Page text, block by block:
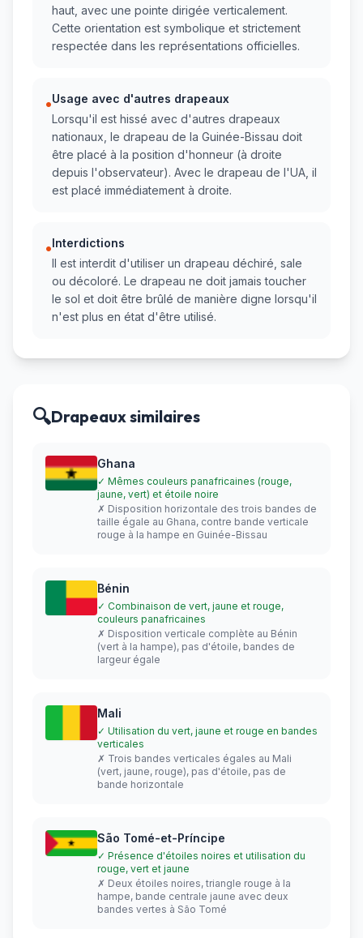
haut, avec une pointe dirigée verticalement.
Cette orientation est symbolique et strictement
respectée dans les représentations officielles.
•Usage avec d'autres drapeaux
Lorsqu'il est hissé avec d'autres drapeaux
nationaux, le drapeau de la Guinée-Bissau doit
être placé à la position d'honneur (à droite
depuis l'observateur). Avec le drapeau de l'UA, il
est placé immédiatement à droite.
•Interdictions
Il est interdit d'utiliser un drapeau déchiré, sale
ou décoloré. Le drapeau ne doit jamais toucher
le sol et doit être brûlé de manière digne lorsqu'il
n'est plus en état d'être utilisé.
🔍Drapeaux similaires
Ghana
✓ Mêmes couleurs panafricaines (rouge,
jaune, vert) et étoile noire
✗ Disposition horizontale des trois bandes de
taille égale au Ghana, contre bande verticale
rouge à la hampe en Guinée-Bissau
Bénin
✓ Combinaison de vert, jaune et rouge,
couleurs panafricaines
✗ Disposition verticale complète au Bénin
(vert à la hampe), pas d'étoile, bandes de
largeur égale
Mali
✓ Utilisation du vert, jaune et rouge en bandes
verticales
✗ Trois bandes verticales égales au Mali
(vert, jaune, rouge), pas d'étoile, pas de
bande horizontale
São Tomé-et-Príncipe
✓ Présence d'étoiles noires et utilisation du
rouge, vert et jaune
✗ Deux étoiles noires, triangle rouge à la
hampe, bande centrale jaune avec deux
bandes vertes à São Tomé